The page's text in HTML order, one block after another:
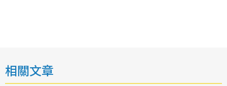
相關文章